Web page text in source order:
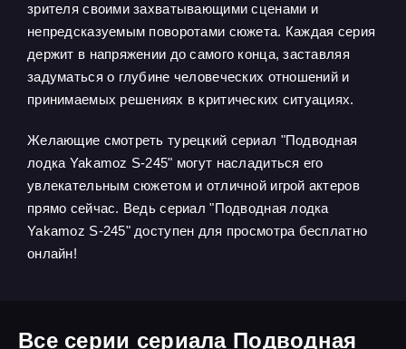
зрителя своими захватывающими сценами и
непредсказуемым поворотами сюжета. Каждая серия
держит в напряжении до самого конца, заставляя
задуматься о глубине человеческих отношений и
принимаемых решениях в критических ситуациях.
Желающие смотреть турецкий сериал "Подводная
лодка Yakamoz S-245" могут насладиться его
увлекательным сюжетом и отличной игрой актеров
прямо сейчас. Ведь сериал "Подводная лодка
Yakamoz S-245" доступен для просмотра бесплатно
онлайн!
Все серии сериала Подводная